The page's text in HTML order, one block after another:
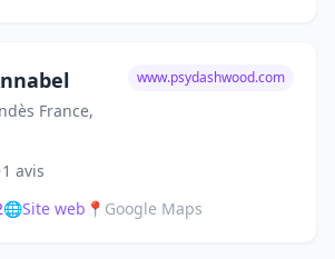
France,
www.psydashwood.com
1 avis
🌐Site web 📍 Google Maps